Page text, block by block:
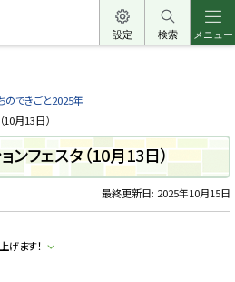
設定 検索 メニュー
のできごと2025年
10月13日）
ンフェスタ（10月13日）
最終更新日: 2025年10月15日
げます！